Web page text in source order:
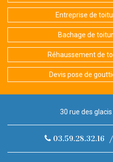
Entreprise de
Bachage de
Réhaussement de
Devis pose de
30 rue des
03.59.28.32.16 /